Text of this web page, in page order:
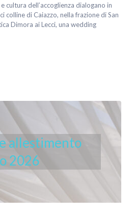
cultura dell’accoglienza dialogano in
colline di Caiazzo, nella frazione di San
Dimora ai Lecci, una wedding
allestimento
2026